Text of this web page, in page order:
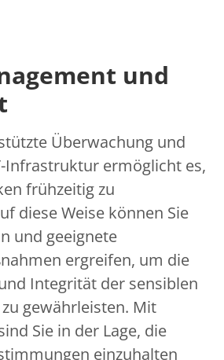
und
Überwachung und
Infrastruktur ermöglicht es,
frühzeitig zu
diese Weise können Sie
und geeignete
ergreifen, um die
Integrität der sensiblen
gewährleisten. Mit
Sie in der Lage, die
einzuhalten